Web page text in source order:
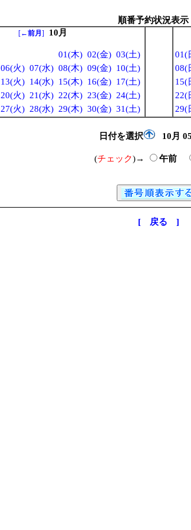
順番予約状況表
[←前月 ] 10月
01(木) 02(金) 03(土)
06(火) 07(水) 08(木) 09(金) 10(土)
13(火) 14(水) 15(木) 16(金) 17(土)
20(火) 21(水) 22(木) 23(金) 24(土)
27(火) 28(水) 29(木) 30(金) 31(土)
01(
08(
15(
22(
29(
日付を選択 10月
(チェック)→ 午前
[ 戻る ]